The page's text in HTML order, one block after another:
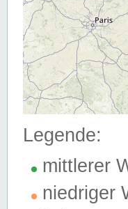
Legende:
mittlerer
niedriger